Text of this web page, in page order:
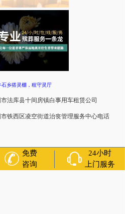
乡搭灵棚，租守灵厅
法库县十间房镇白事用车租赁公司
铁西区凌空街道治丧管理服务中心电话
免费
咨询
24小时
上门服务